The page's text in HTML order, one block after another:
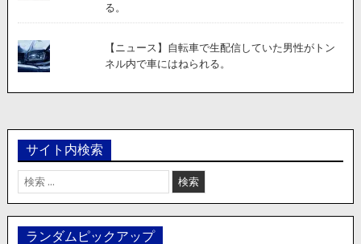
る。
【ニュース】自転車で生配信していた男性がトン
ネル内で車にはねられる。
サイト内検索
検
索:
ランダムピックアップ